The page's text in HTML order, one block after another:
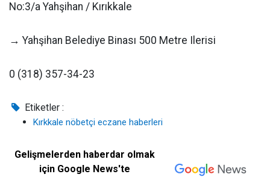
No:3/a Yahşihan / Kırıkkale
→ Yahşihan Belediye Binası 500 Metre Ilerisi
0 (318) 357-34-23
Etiketler :
Kırkkale nöbetçi eczane haberleri
Gelişmelerden haberdar olmak
için Google News'te